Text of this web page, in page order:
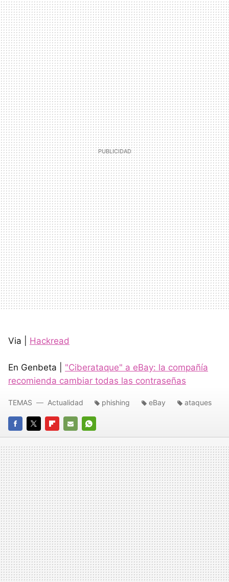
Via | Hackread
En Genbeta | "Ciberataque" a eBay: la compañía
recomienda cambiar todas las contraseñas
FACEBOOK
TWITTERFLIPBOARD
E-
MAIL
WHATSAPP
TEMAS Actualidad phishing eBay ataques